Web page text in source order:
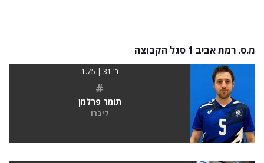
מ.ס. רמת אביב 1 סגל הקבוצה
בן 31 | 1.75
#
תומר פרלמן
ליברו